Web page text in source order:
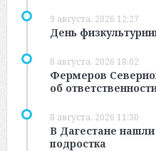
9 августа, 2026 12:27
День
8 августа, 2026 18:02
Фермеров
об
8 августа, 2026 11:30
В Дагестане
подростка